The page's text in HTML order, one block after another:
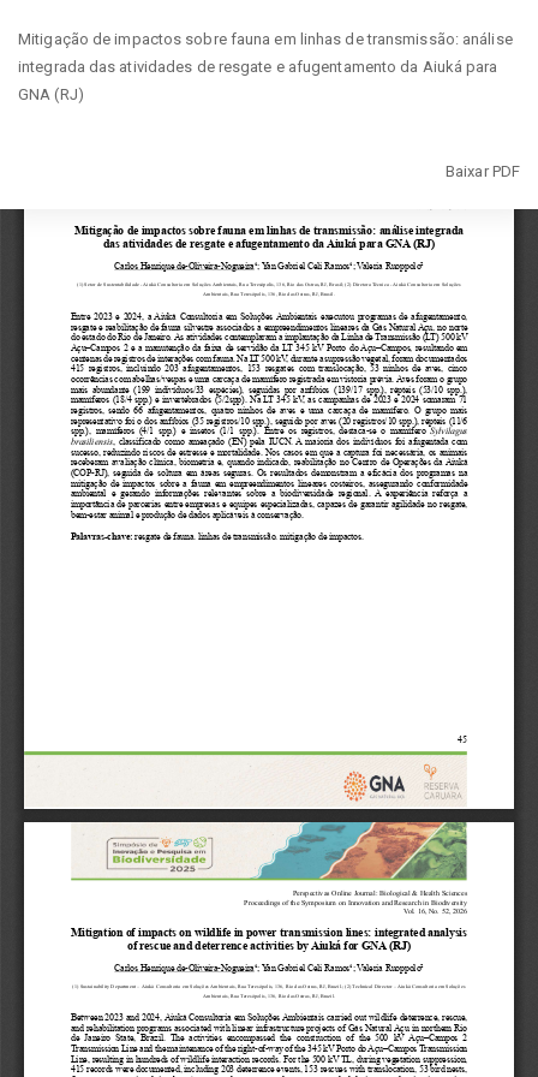
aos
Detalhes
do
Mitigação de impactos sobre fauna em linhas de transmissão: análise
integrada das atividades de resgate e afugentamento da Aiuká para
GNA (RJ)
Baixar PDF